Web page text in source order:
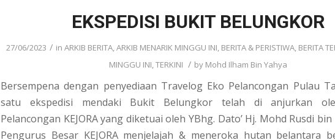
EKSPEDISI BUKIT BELUNGKOR
27/06/2023 / in ARKIB BERITA,ARKIB MENARIK MINGGU INI, BERITA & PERISTIWA, BERITA
MINGGU INI,TERKINI / by Mohd Ilham Bin Yahya
Bersempena dengan penyediaan Travelog Eko Pelancongan Pulau
satu ekspedisi mendaki Bukit Belungkor telah di anjurkan
Pelancongan KEJORA yang diketuai oleh YBhg. Dato’ Hj. Mohd Rusdi
Pengurus Besar KEJORA menjelajah & meneroka hutan belantara